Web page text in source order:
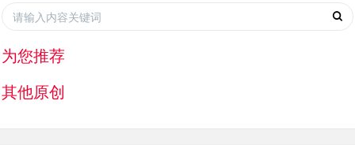
为您推荐
其他原创